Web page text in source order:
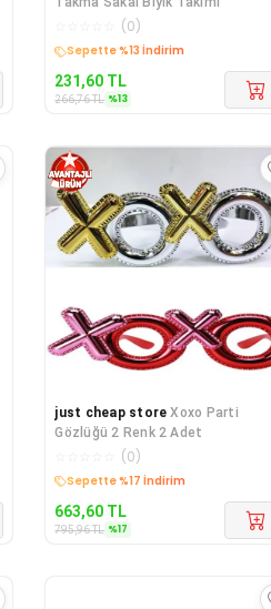
(0)
Kargo Bedava
231,60 TL
266,76TL %13
just cheap store Xoxo Parti
Gözlüğü 2 Renk 2 Adet
(0)
Kargo Bedava
663,60 TL
795,96TL %17